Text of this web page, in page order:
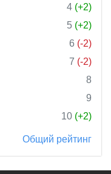
4 (+2)
5 (+2)
6 (-2)
7 (-2)
8
9
10 (+2)
Общий рейтинг